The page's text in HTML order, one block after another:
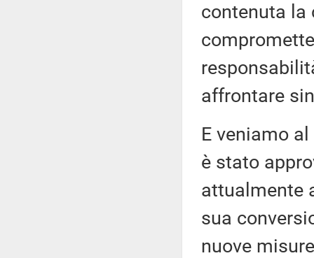
contenuta la
affrontare
E veniamo
è stato
attualmente
sua
nuove